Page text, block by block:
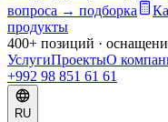
вопроса → подборка
продукты
400+ позиций ·
УслугиПроектыО
+992 98 851 61 61
RU